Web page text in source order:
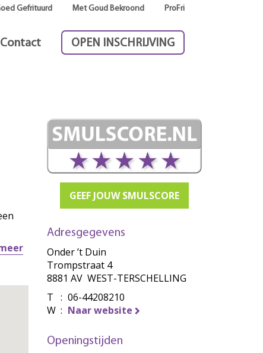
Gefrituurd Met Goud Bekroond ProFri
Contact OPEN INSCHRIJVING
GEEF JOUW SMULSCORE
Adresgegevens
Onder ’t Duin
Trompstraat 4
8881 AV WEST-TERSCHELLING
T : 06-44208210
W : Naar website
Openingstijden